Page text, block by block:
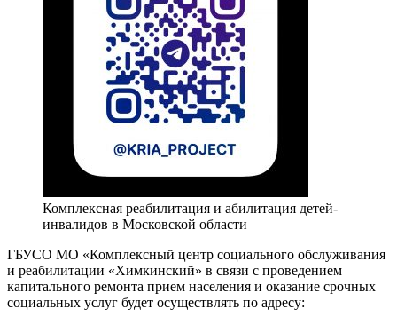
Комплексная реабилитация и абилитация детей-
инвалидов в Московской области
ГБУСО МО «Комплексный центр социального обслуживания
и реабилитации «Химкинский» в связи с проведением
капитального ремонта прием населения и оказание срочных
социальных услуг будет осуществлять по адресу: